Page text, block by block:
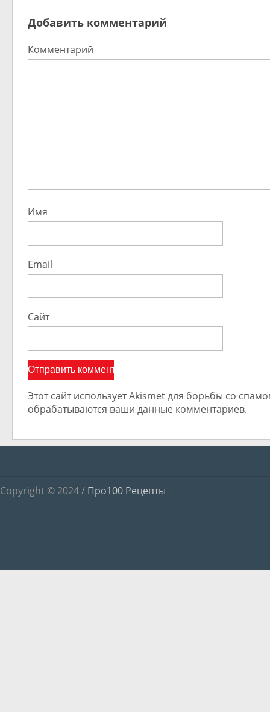
Добавить комментарий
Комментарий
Имя
Email
Сайт
Этот сайт использует Akismet для борьбы со
обрабатываются ваши данные комментариев.
Copyright © 2024 / Про100 Рецепты